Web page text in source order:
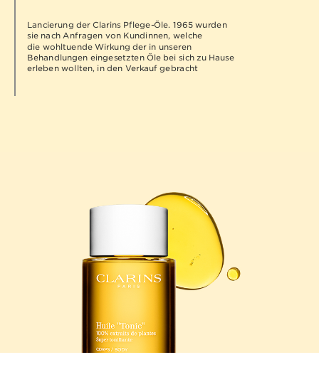
Lancierung der Clarins Pflege-Öle. 1965 wurden
sie nach Anfragen von Kundinnen, welche
die wohltuende Wirkung der in unseren
Behandlungen eingesetzten Öle bei sich zu Hause
erleben wollten, in den Verkauf gebracht